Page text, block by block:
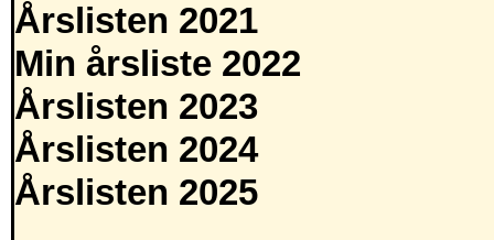
Årslisten 2021
Min årsliste 2022
Årslisten 2023
Årslisten 2024
Årslisten 2025